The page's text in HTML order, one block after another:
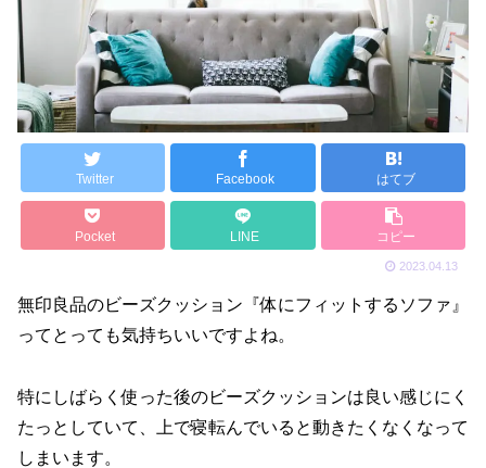
Twitter Facebook はてブ
Pocket LINE コピー
2023.04.13
無印良品のビーズクッション『体にフィットするソファ』
ってとっても気持ちいいですよね。
特にしばらく使った後のビーズクッションは良い感じにく
たっとしていて、上で寝転んでいると動きたくなくなって
しまいます。